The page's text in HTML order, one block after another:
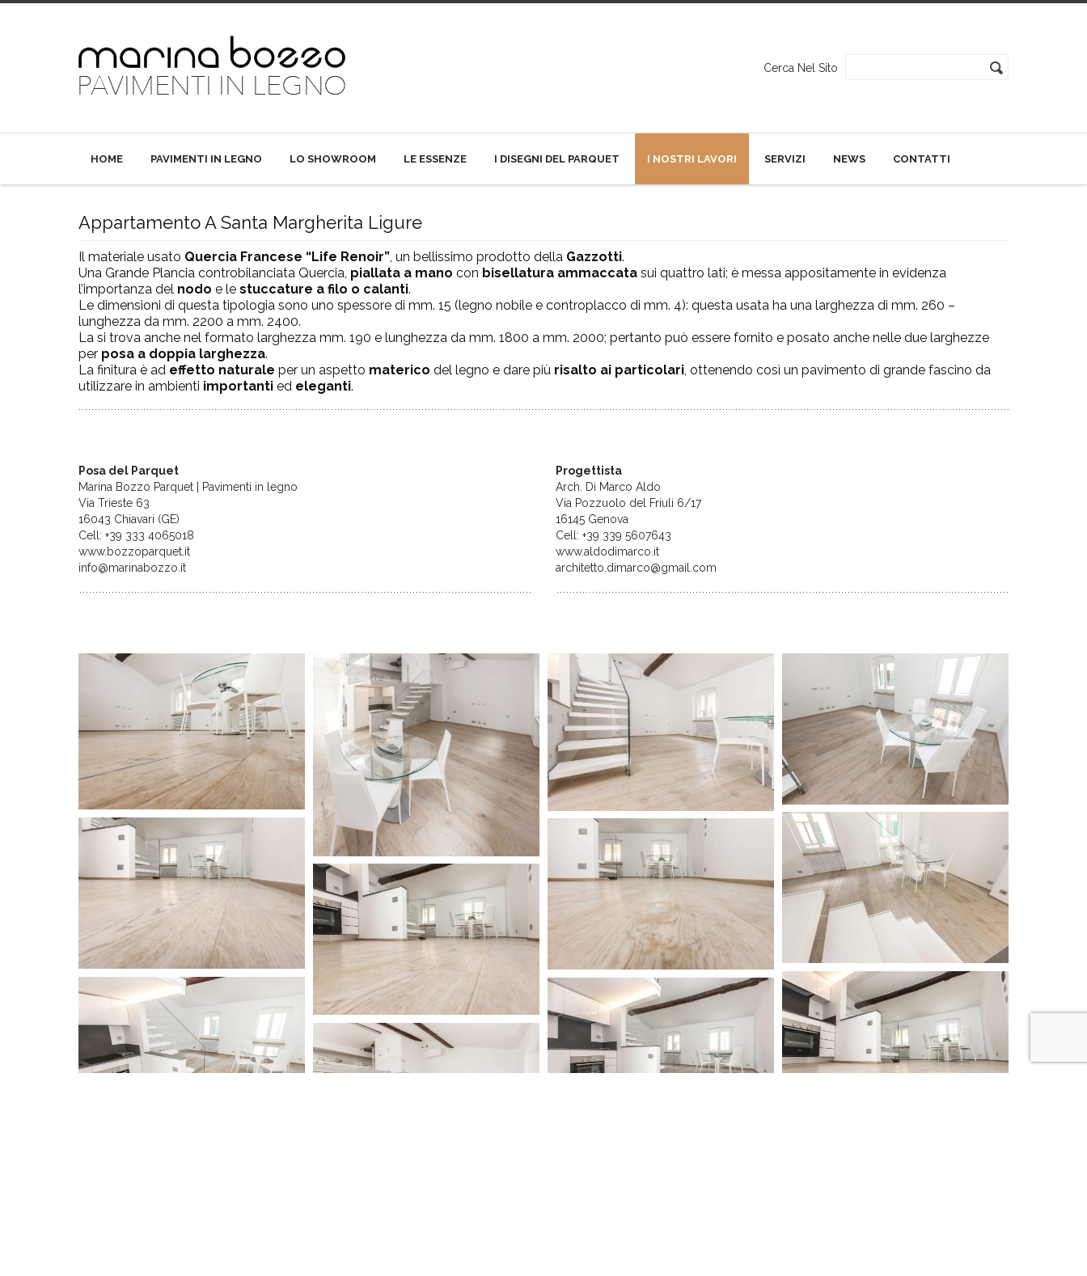
Cerca Nel Sito
HOME PAVIMENTI IN LEGNO LO SHOWROOM LE ESSENZE I DISEGNI DEL PARQUET I NOSTRI LAVORI SERVIZI NEWS CONTATTI
Appartamento A Santa Margherita Ligure
Il materiale usato Quercia Francese “Life Renoir”, un bellissimo prodotto della Gazzotti.
Una Grande Plancia controbilanciata Quercia, piallata a mano con bisellatura ammaccata sui quattro lati; è messa appositamente in evidenza
l’importanza del nodo e le stuccature a filo o calanti.
Le dimensioni di questa tipologia sono uno spessore di mm. 15 (legno nobile e controplacco di mm. 4): questa usata ha una larghezza di mm. 260 –
lunghezza da mm. 2200 a mm. 2400.
La si trova anche nel formato larghezza mm. 190 e lunghezza da mm. 1800 a mm. 2000; pertanto può essere fornito e posato anche nelle due larghezze
per posa a doppia larghezza.
La finitura è ad effetto naturale per un aspetto materico del legno e dare più risalto ai particolari, ottenendo così un pavimento di grande fascino da
utilizzare in ambienti importanti ed eleganti.
Posa del Parquet
Marina Bozzo Parquet | Pavimenti in legno
Via Trieste 63
16043 Chiavari (GE)
Cell: +39 333 4065018
www.bozzoparquet.it
info@marinabozzo.it
Progettista
Arch. Di Marco Aldo
Via Pozzuolo del Friuli 6/17
16145 Genova
Cell: +39 339 5607643
www.aldodimarco.it
architetto.dimarco@gmail.com